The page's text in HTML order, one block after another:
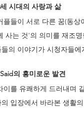
시대의 사랑과 삶
플들이 서로 다른 꿈(동
사는 것'의 의미를 재조
의 이야기가 시청자들
의 흥미로운 발견
이를 유쾌하게 드러내며
입장에서 바라본 생활